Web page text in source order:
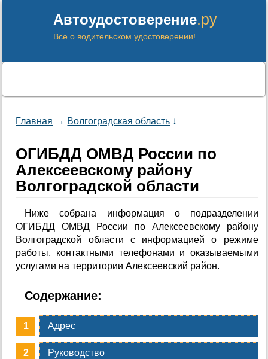
Автоудостоверение.ру
Все о водительском удостоверении!
Главная → Волгоградская область ↓
ОГИБДД ОМВД России по
Алексеевскому району
Волгоградской области
Ниже собрана информация о подразделении
ОГИБДД ОМВД России по Алексеевскому району
Волгоградской области с информацией о режиме
работы, контактными телефонами и оказываемыми
услугами на территории Алексеевский район.
Содержание:
Адрес
Руководство